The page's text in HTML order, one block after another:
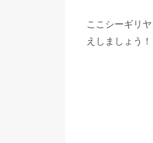
ここシーギリ
えしましょう！